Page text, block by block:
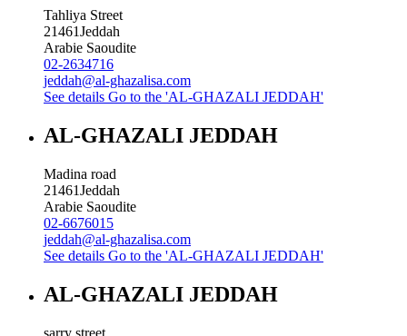
Tahliya Street
21461Jeddah
Arabie Saoudite
02-2634716
jeddah@al-ghazalisa.com
See details Go to the 'AL-GHAZALI JEDDAH'
AL-GHAZALI JEDDAH
Madina road
21461Jeddah
Arabie Saoudite
02-6676015
jeddah@al-ghazalisa.com
See details Go to the 'AL-GHAZALI JEDDAH'
AL-GHAZALI JEDDAH
sarry street